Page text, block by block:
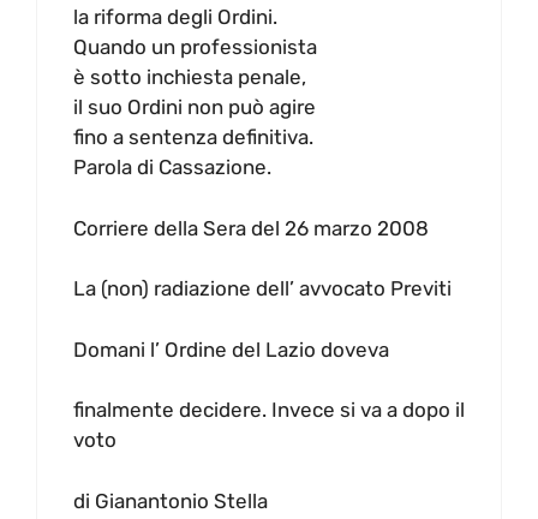
la riforma degli Ordini.
Quando un professionista
è sotto inchiesta penale,
il suo Ordini non può agire
fino a sentenza definitiva.
Parola di Cassazione.
Corriere della Sera del 26 marzo 2008
La (non) radiazione dell’ avvocato Previti
Domani l’ Ordine del Lazio doveva
finalmente decidere. Invece si va a dopo il
voto
di Gianantonio Stella